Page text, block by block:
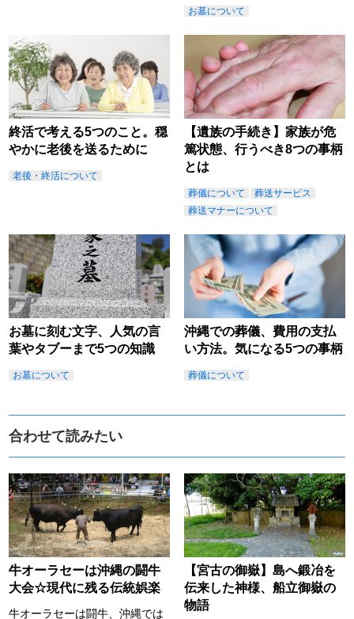
お墓について
終活で考える5つのこと。穏
やかに老後を送るために
老後・終活について
【遺族の手続き】家族が危
篤状態、行うべき8つの事柄
とは
葬儀について
葬送サービス
葬送マナーについて
お墓に刻む文字、人気の言
葉やタブーまで5つの知識
お墓について
沖縄での葬儀、費用の支払
い方法。気になる5つの事柄
葬儀について
合わせて読みたい
牛オーラセーは沖縄の闘牛
大会☆現代に残る伝統娯楽
牛オーラセーは闘牛、沖縄では
【宮古の御嶽】島へ鍛冶を
伝来した神様、船立御嶽の
物語